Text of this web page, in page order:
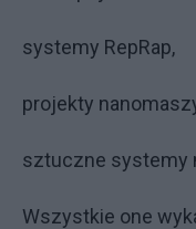
systemy RepRap,
projekty
sztuczne systemy
Wszystkie one